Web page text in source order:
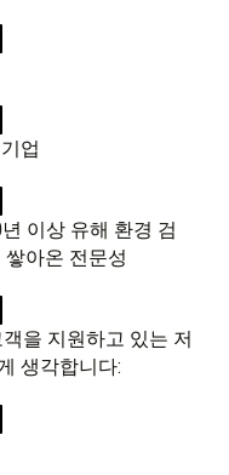
업
이상 유해 환경 검
아온 전문성
을 지원하고 있는 저
생각합니다: